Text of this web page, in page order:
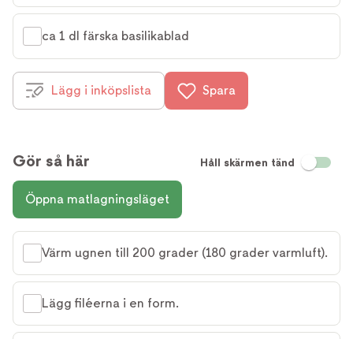
ca 1 dl färska basilikablad
Lägg i inköpslista Spara
Gör så här Håll skärmen tänd
Öppna matlagningsläget
Värm ugnen till 200 grader (180 grader varmluft).
Lägg filéerna i en form.